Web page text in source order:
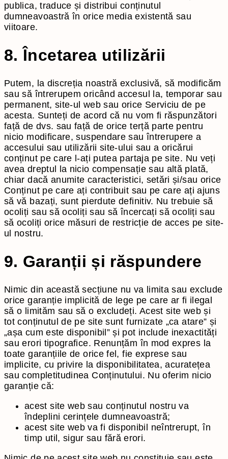
publica, traduce și distribui conținutul
dumneavoastră în orice media existentă sau
viitoare.
8. Încetarea utilizării
Putem, la discreția noastră exclusivă, să modificăm
sau să întrerupem oricând accesul la, temporar sau
permanent, site-ul web sau orice Serviciu de pe
acesta. Sunteți de acord că nu vom fi răspunzători
față de dvs. sau față de orice terță parte pentru
nicio modificare, suspendare sau întrerupere a
accesului sau utilizării site-ului sau a oricărui
conținut pe care l-ați putea partaja pe site. Nu veți
avea dreptul la nicio compensație sau altă plată,
chiar dacă anumite caracteristici, setări și/sau orice
Conținut pe care ați contribuit sau pe care ați ajuns
să vă bazați, sunt pierdute definitiv. Nu trebuie să
ocoliți sau să ocoliți sau să încercați să ocoliți sau
să ocoliți orice măsuri de restricție de acces pe site-
ul nostru.
9. Garanții și răspundere
Nimic din această secțiune nu va limita sau exclude
orice garanție implicită de lege pe care ar fi ilegal
să o limităm sau să o excludeți. Acest site web și
tot conținutul de pe site sunt furnizate „ca atare” și
„așa cum este disponibil” și pot include inexactități
sau erori tipografice. Renunțăm în mod expres la
toate garanțiile de orice fel, fie exprese sau
implicite, cu privire la disponibilitatea, acuratețea
sau completitudinea Conținutului. Nu oferim nicio
garanție că:
acest site web sau conținutul nostru va
îndeplini cerințele dumneavoastră;
acest site web va fi disponibil neîntrerupt, în
timp util, sigur sau fără erori.